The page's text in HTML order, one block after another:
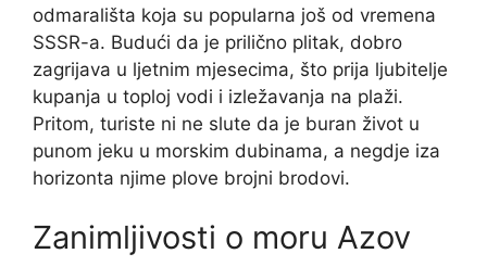
odmarališta koja su popularna još od vremena
SSSR-a. Budući da je prilično plitak, dobro
zagrijava u ljetnim mjesecima, što prija ljubitelje
kupanja u toploj vodi i izležavanja na plaži.
Pritom, turiste ni ne slute da je buran život u
punom jeku u morskim dubinama, a negdje iza
horizonta njime plove brojni brodovi.
Zanimljivosti o moru ​​Azov